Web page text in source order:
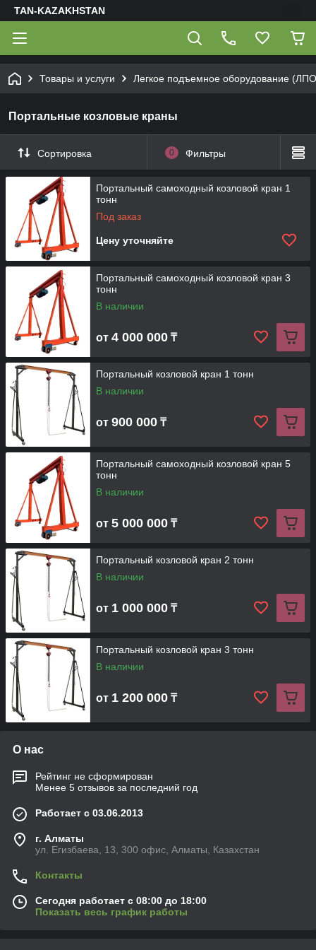
TAN-KAZAKHSTAN
Товары и услуги Легкое подъемное оборудование
Портальные козловые краны
Сортировка 0 Фильтры
Портальный самоходный козловой кран 1
тонн
Под заказ
Цену уточняйте
Портальный самоходный козловой кран 3
тонн
В наличии
от 4 000 000 ₸
Портальный козловой кран 1 тонн
В наличии
от 900 000 ₸
Портальный самоходный козловой кран 5
тонн
В наличии
от 5 000 000 ₸
Портальный козловой кран 2 тонн
В наличии
от 1 000 000 ₸
Портальный козловой кран 3 тонн
В наличии
от 1 200 000 ₸
О нас
Рейтинг не сформирован
Менее 5 отзывов за последний год
Работает с 03.06.2013
г. Алматы
ул. Егизбаева, 13, 300 офис, Алматы, Казахстан
Контакты
Сегодня работает с 08:00 до 18:00
Показать весь график работы